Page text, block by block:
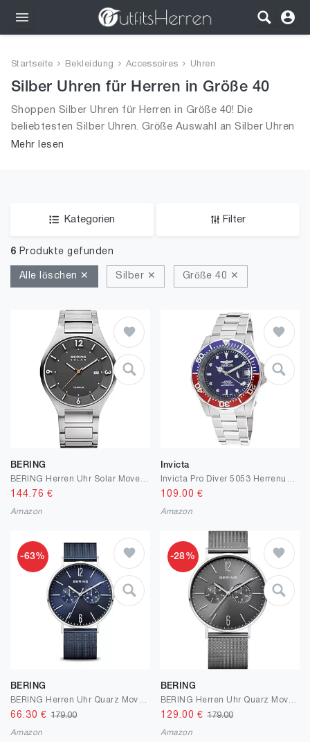
Bekleidung
Wäsche
Schuhe
Startseite Bekleidung Accessoires Uhren
Silber Uhren für Herren in Größe 40
Shoppen Silber Uhren für Herren in Größe 40! Die
beliebtesten Silber Uhren. Größe Auswahl an Silber Uhren
in Größe 40 und alle Trends aus 2026 für Männer!
Mehr lesen
Kategorien Filter
6 Produkte gefunden
Alle löschen ✕ Silber ✕ Größe 40 ✕
BERING
144.76 €
Amazon
Invicta
109.00 €
Amazon
-63%
BERING
66.30 €179.00
Amazon
-28%
BERING
129.00 € 179.00
Amazon